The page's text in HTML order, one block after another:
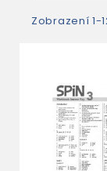
Zobrazení 1-